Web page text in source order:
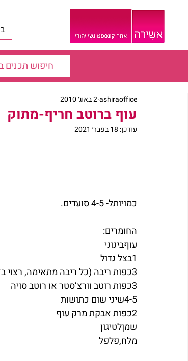
עוף ברוטב חריף-מתוק
ashiraoffice2 באוג׳ 2010
עודכן: 18 בפבר׳ 2021
כמויותל- 4-5 סועדים.
החומרים:
עוףבינוני
1בצל גדול
3כפות ריבה (כל ריבה מתאימה, רצוי באיכות טובה)
3כפות רוטב וורצ’סטר או רוטב סויה
4-5שיני שום כתושות
2כפות אבקת מרק עוף
שמןלטיגון
מלח,פלפל